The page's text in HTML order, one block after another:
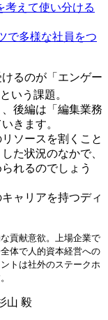
考えて使い分ける
で多様な社員をつ
るのが「エンゲー
いう課題。
後編は「編集業務
きます。
ソースを割くこと
た状況のなかで、
れるのでしょう
ャリアを持つディ
貢献意欲。上場企業で
体で人的資本経営への
トは社外のステークホ
山 毅